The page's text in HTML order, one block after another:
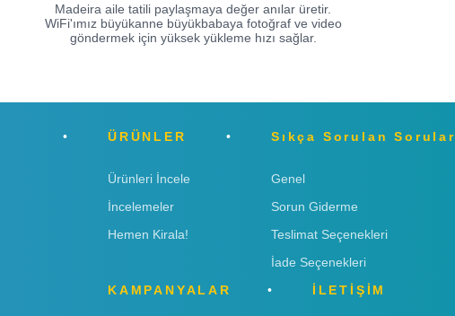
Madeira aile tatili paylaşmaya değer anılar üretir.
WiFi'ımız büyükanne büyükbabaya fotoğraf ve video
göndermek için yüksek yükleme hızı sağlar.
ÜRÜNLER
Ürünleri İncele
İncelemeler
Hemen Kirala!
Sıkça Sorulan Sorular
Genel
Sorun Giderme
Teslimat Seçenekleri
İade Seçenekleri
KAMPANYALAR
İLETİŞİM